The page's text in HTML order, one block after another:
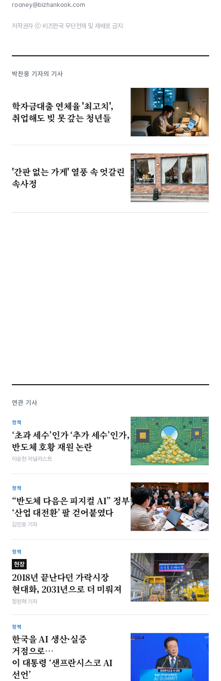
rooney@bizhankook.com
저작권자 ⓒ 비즈한국 무단전재 및 재배포 금지
박찬웅 기자의 기사
학자금대출 연체율 '최고치',
취업해도 빚 못 갚는 청년들
'간판 없는 가게' 열풍 속 엇갈린
속사정
연관 기사
정책
‘초과 세수’인가 ‘추가 세수’인가,
반도체 호황 재원 논란
이승현 저널리스트
정책
“반도체 다음은 피지컬 AI” 정부
‘산업 대전환’ 팔 걷어붙였다
김민호 기자
정책
현장
2018년 끝난다던 가락시장
현대화, 2031년으로 더 미뤄져
정원혁 기자
정책
한국을 AI 생산·실증
거점으로…
이 대통령 ‘샌프란시스코 AI
선언’